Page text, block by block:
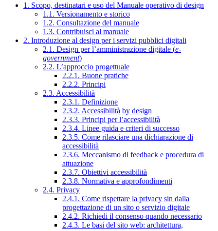
1. Scopo, destinatari e uso del Manuale operativo di design
1.1. Versionamento e storico
1.2. Consultazione del manuale
1.3. Contribuisci al manuale
2. Introduzione al design per i servizi pubblici digitali
2.1. Design per l’amministrazione digitale (e-
government)
2.2. L’approccio progettuale
2.2.1. Buone pratiche
2.2.2. Principi
2.3. Accessibilità
2.3.1. Definizione
2.3.2. Accessibilità by design
2.3.3. Principi per l’accessibilità
2.3.4. Linee guida e criteri di successo
2.3.5. Come rilasciare una dichiarazione di
accessibilità
2.3.6. Meccanismo di feedback e procedura di
attuazione
2.3.7. Obiettivi accessibilità
2.3.8. Normativa e approfondimenti
2.4. Privacy
2.4.1. Come rispettare la privacy sin dalla
progettazione di un sito o servizio digitale
2.4.2. Richiedi il consenso quando necessario
2.4.3. Le basi del sito web: architettura,